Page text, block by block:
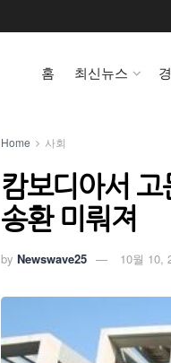
홈 최신뉴스
Home 사회
캄보디아서
송환 미뤄져
by Newswave25 10월 10,